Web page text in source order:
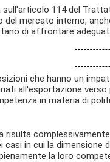
114 del
mercato interno,
di affrontare
che hanno un
all'esportazione
in materia di
casi in cui la
la loro